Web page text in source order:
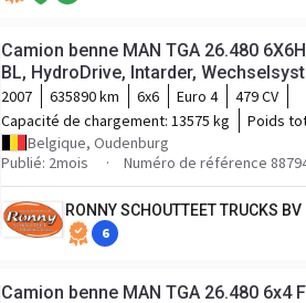
Camion benne MAN TGA 26.480
BL, HydroDrive, Intarder,
2007 635890 km 6x6 Euro 4
479 CV
Capacité de chargement: 13575 kg Poids
Belgique, Oudenburg
Publié: 2mois
Numéro de référence
RONNY SCHOUTTEET TRUCKS BV
6
Camion benne MAN TGA 26.480 6x4